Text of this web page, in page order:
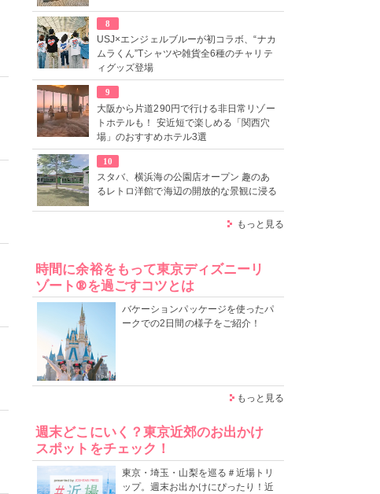
8
USJ×エンジェルブルーが初コラボ、“ナカ
ムラくん”Tシャツや雑貨全6種のチャリテ
ィグッズ登場
9
大阪から片道290円で行ける非日常リゾー
トホテルも！ 安近短で楽しめる「関西穴
場」のおすすめホテル3選
10
スタバ、横浜海の公園店オープン 趣のあ
るレトロ洋館で海辺の開放的な景観に浸る
もっと見る
時間に余裕をもって東京ディズニーリ
ゾート®を過ごすコツとは
バケーションパッケージを使ったパ
ークでの2日間の様子をご紹介！
もっと見る
週末どこにいく？東京近郊のお出かけ
スポットをチェック！
東京・埼玉・山梨を巡る＃近場トリ
ップ。週末お出かけにぴったり！近